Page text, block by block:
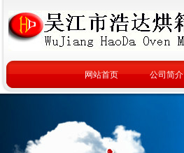
网站首页 公司简介